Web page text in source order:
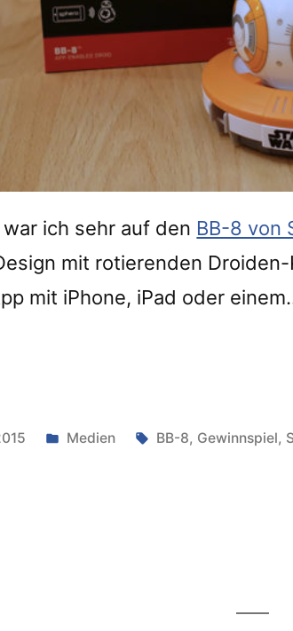
war ich sehr auf den BB-8 von
mit rotierenden
mit iPhone, iPad oder
Veröffentlicht
Medien Schlagwörter:
BB-8, Gewinnspiel,